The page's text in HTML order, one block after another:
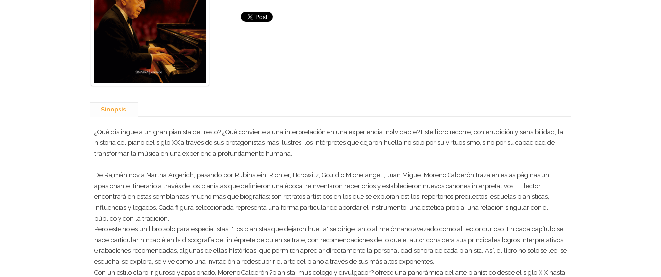
Sinopsis
¿Qué distingue a un gran pianista del resto? ¿Qué convierte a una interpretación en una experiencia inolvidable? Este libro recorre, con erudición y sensibilidad, la
historia del piano del siglo XX a través de sus protagonistas más ilustres: los intérpretes que dejaron huella no solo por su virtuosismo, sino por su capacidad de
transformar la música en una experiencia profundamente humana.
De Rajmáninov a Martha Argerich, pasando por Rubinstein, Richter, Horowitz, Gould o Michelangeli, Juan Miguel Moreno Calderón traza en estas páginas un
apasionante itinerario a través de los pianistas que definieron una época, reinventaron repertorios y establecieron nuevos cánones interpretativos. El lector
encontrará en estas semblanzas mucho más que biografías: son retratos artísticos en los que se exploran estilos, repertorios predilectos, escuelas pianísticas,
influencias y legados. Cada fi gura seleccionada representa una forma particular de abordar el instrumento, una estética propia, una relación singular con el
público y con la tradición.
Pero este no es un libro solo para especialistas. "Los pianistas que dejaron huella" se dirige tanto al melómano avezado como al lector curioso. En cada capítulo se
hace particular hincapié en la discografía del intérprete de quien se trate, con recomendaciones de lo que el autor considera sus principales logros interpretativos.
Grabaciones recomendadas, algunas de ellas históricas, que permiten apreciar directamente la personalidad sonora de cada pianista. Así, el libro no solo se lee: se
escucha, se explora, se vive como una invitación a redescubrir el arte del piano a través de sus más altos exponentes.
Con un estilo claro, riguroso y apasionado, Moreno Calderón ?pianista, musicólogo y divulgador? ofrece una panorámica del arte pianístico desde el siglo XIX hasta